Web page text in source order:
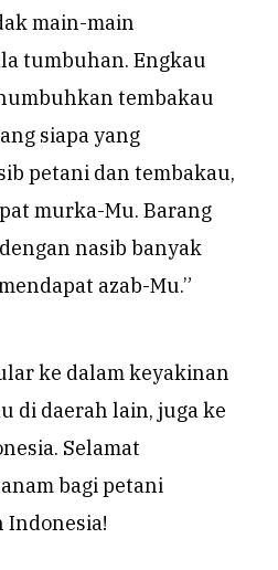
main-main
tumbuhan. Engkau
tembakau
siapa yang
petani dan tembakau,
murka-Mu. Barang
nasib banyak
azab-Mu.”
ke dalam keyakinan
di daerah lain, juga ke
Selamat
bagi petani